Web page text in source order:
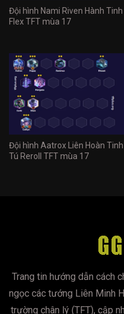
Đội hình Nami Riven Hành Tinh
Flex TFT mùa 17
Đội hình Aatrox Liên Hoàn Tinh
Tú Reroll TFT mùa 17
Trang tin hướng dẫn cách
ngọc các tướng Liên Minh
trường chân lý (TFT), cập